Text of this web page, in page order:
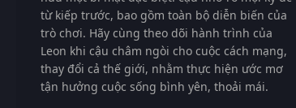
từ kiếp trước, bao gồm toàn bộ diễn biến của
trò chơi. Hãy cùng theo dõi hành trình của
Leon khi cậu châm ngòi cho cuộc cách mạng,
thay đổi cả thế giới, nhằm thực hiện ước mơ
tận hưởng cuộc sống bình yên, thoải mái.